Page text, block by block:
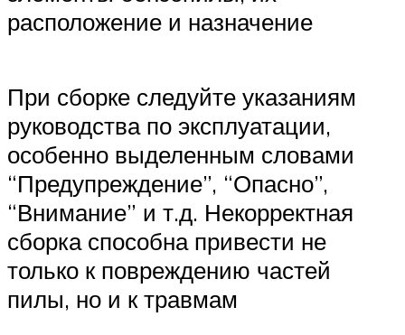
расположение и назначение
При сборке следуйте указаниям
руководства по эксплуатации,
особенно выделенным словами
“Предупреждение”, “Опасно”,
“Внимание” и т.д. Некорректная
сборка способна привести не
только к повреждению частей
пилы, но и к травмам